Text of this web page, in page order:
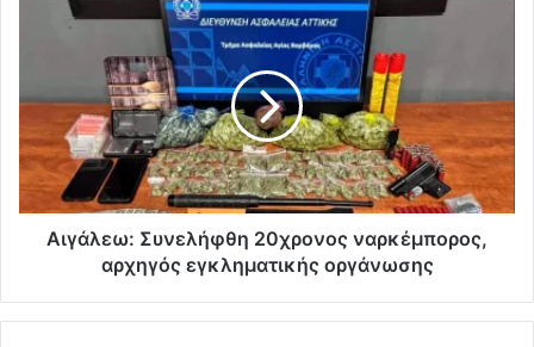
Αιγάλεω: Συνελήφθη 20χρονος ναρκέμπορος,
αρχηγός εγκληματικής οργάνωσης